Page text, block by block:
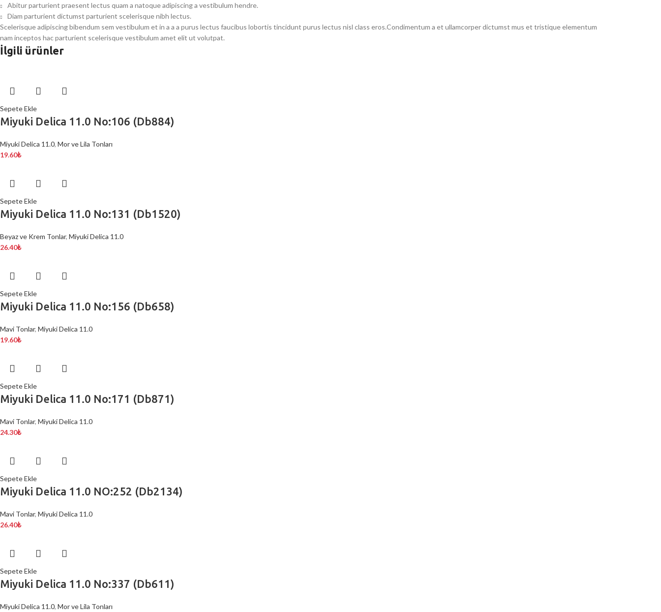
Abitur parturient praesent lectus quam a natoque adipiscing a vestibulum hendre.
Diam parturient dictumst parturient scelerisque nibh lectus.
Scelerisque adipiscing bibendum sem vestibulum et in a a a purus lectus faucibus lobortis tincidunt purus lectus nisl class eros.Condimentum a et ullamcorper dictumst mus et tristique elementum
nam inceptos hac parturient scelerisque vestibulum amet elit ut volutpat.
İlgili ürünler
Sepete Ekle
Miyuki Delica 11.0 No:106 (Db884)
Miyuki Delica 11.0, Mor ve Lila Tonları
19.60₺
Sepete Ekle
Miyuki Delica 11.0 No:131 (Db1520)
Beyaz ve Krem Tonlar, Miyuki Delica 11.0
26.40₺
Sepete Ekle
Miyuki Delica 11.0 No:156 (Db658)
Mavi Tonlar, Miyuki Delica 11.0
19.60₺
Sepete Ekle
Miyuki Delica 11.0 No:171 (Db871)
Mavi Tonlar, Miyuki Delica 11.0
24.30₺
Sepete Ekle
Miyuki Delica 11.0 NO:252 (Db2134)
Mavi Tonlar, Miyuki Delica 11.0
26.40₺
Sepete Ekle
Miyuki Delica 11.0 No:337 (Db611)
Miyuki Delica 11.0, Mor ve Lila Tonları